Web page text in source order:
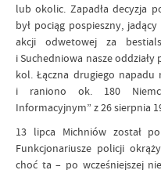
lub okolic. Zapadła decyzja
był pociąg pospieszny,
akcji odwetowej za
i Suchedniowa nasze
kol. Łączna drugiego napadu
i raniono ok. 180
Informacyjnym” z 26 sierpnia
13 lipca Michniów został
Funkcjonariusze policji
choć ta – po wcześniejszej